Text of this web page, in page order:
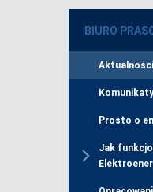
BIURO
Aktualności
Prosto o
Jak